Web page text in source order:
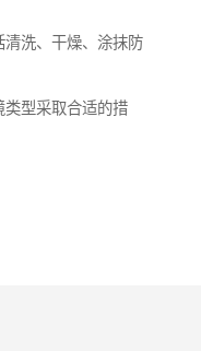
洗、干燥、涂抹防
类型采取合适的措